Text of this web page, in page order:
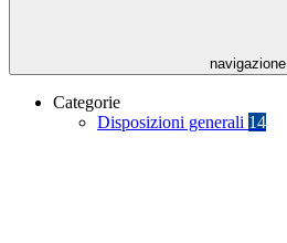
navigazione
Categorie
Disposizioni generali 14